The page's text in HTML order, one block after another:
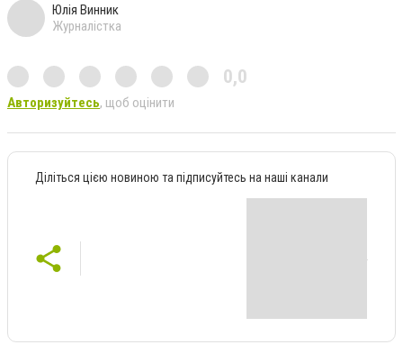
Юлія Винник
Журналістка
0,0
Авторизуйтесь, щоб оцінити
Діліться цією новиною та підписуйтесь на наші канали